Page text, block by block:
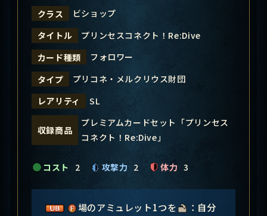
クラス
ビショップ
タイトル
プリンセスコネクト！Re:Dive
カード種類
フォロワー
タイプ
プリコネ・メルクリウス財団
レアリティ
SL
収録商品
プレミアムカードセット「プリンセス
コネクト！Re:Dive」
コスト 2 攻撃力 2 体力 3
場のアミュレット1つを
：自分